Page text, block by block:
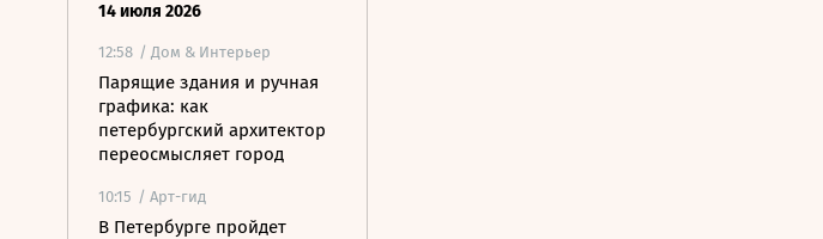
14 июля 2026
12:58 / Дом & Интерьер
Парящие здания и ручная
графика: как
петербургский архитектор
переосмысляет город
10:15 / Арт-гид
В Петербурге пройдет